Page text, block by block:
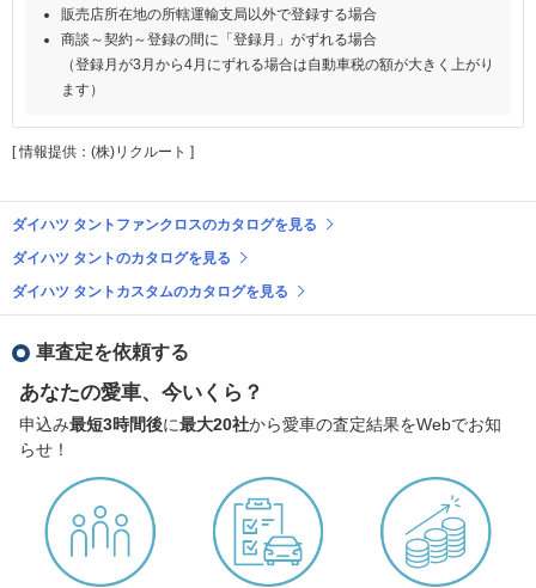
販売店所在地の所轄運輸支局以外で登録する場合
商談～契約～登録の間に「登録月」がずれる場合
（登録月が3月から4月にずれる場合は自動車税の額が大きく上がり
ます）
[ 情報提供：(株)リクルート ]
ダイハツ タントファンクロスのカタログを見る
ダイハツ タントのカタログを見る
ダイハツ タントカスタムのカタログを見る
車査定を依頼する
あなたの愛車、今いくら？
申込み最短3時間後に最大20社から愛車の査定結果をWebでお知
らせ！